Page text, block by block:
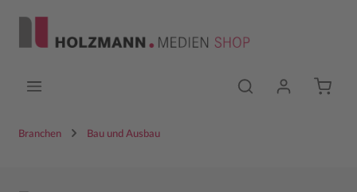
Branchen Bau und Ausbau